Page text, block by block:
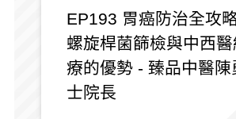
EP193 胃癌防治全攻
螺旋桿菌篩檢與中西
療的優勢 - 臻品中醫陳
士院長